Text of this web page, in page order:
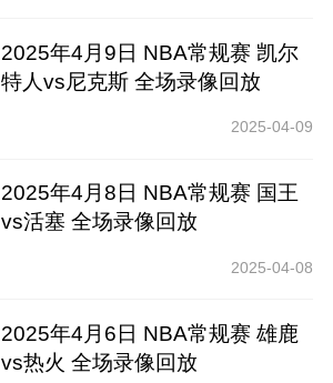
2025年4月9日 NBA常规赛 凯尔
特人vs尼克斯 全场录像回放
2025-04-09
2025年4月8日 NBA常规赛 国王
vs活塞 全场录像回放
2025-04-08
2025年4月6日 NBA常规赛 雄鹿
vs热火 全场录像回放